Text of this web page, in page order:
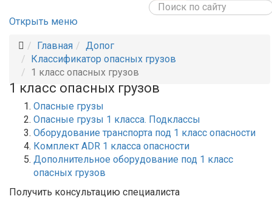
Открыть меню
Главная
Допог
Классификатор опасных грузов
1 класс опасных грузов
1 класс опасных грузов
Опасные грузы
Опасные грузы 1 класса. Подклассы
Оборудование транспорта под 1 класс опасности
Комплект ADR 1 класса опасности
Дополнительное оборудование под 1 класс
опасных грузов
Получить консультацию специалиста